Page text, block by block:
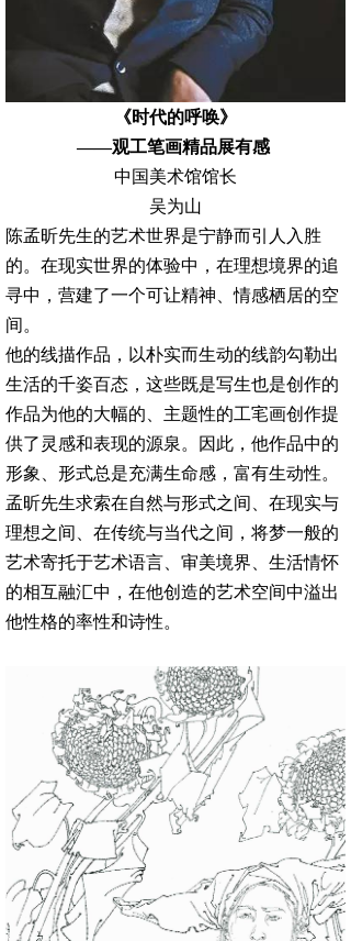
《时代的呼唤》
——观工笔画精品展有感
中国美术馆馆长
吴为山
陈孟昕先生的艺术世界是宁静而引人入胜
的。在现实世界的体验中，在理想境界的追
寻中，营建了一个可让精神、情感栖居的空
间。
他的线描作品，以朴实而生动的线韵勾勒出
生活的千姿百态，这些既是写生也是创作的
作品为他的大幅的、主题性的工宒画创作提
供了灵感和表现的源泉。因此，他作品中的
形象、形式总是充满生命感，富有生动性。
孟昕先生求索在自然与形式之间、在现实与
理想之间、在传统与当代之间，将梦一般的
艺术寄托于艺术语言、审美境界、生活情怀
的相互融汇中，在他创造的艺术空间中溢出
他性格的率性和诗性。